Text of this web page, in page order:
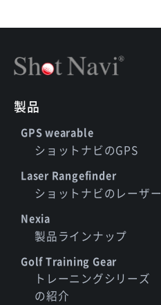
製品
GPS wearable
ショットナビのGPS
Laser Rangefinder
ショットナビのレーザー
Nexia
製品ラインナップ
Golf Training Gear
トレーニングシリーズ
の紹介